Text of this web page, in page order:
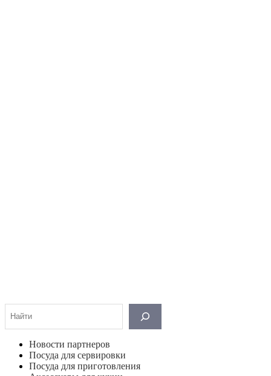
Новости партнеров
Посуда для сервировки
Посуда для приготовления